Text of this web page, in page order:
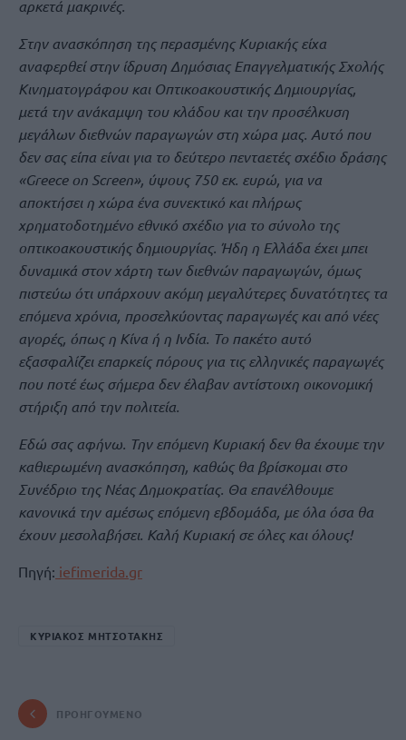
αρκετά μακρινές.
Στην ανασκόπηση της περασμένης Κυριακής είχα
αναφερθεί στην ίδρυση Δημόσιας Επαγγελματικής Σχολής
Κινηματογράφου και Οπτικοακουστικής Δημιουργίας,
μετά την ανάκαμψη του κλάδου και την προσέλκυση
μεγάλων διεθνών παραγωγών στη χώρα μας. Αυτό που
δεν σας είπα είναι για το δεύτερο πενταετές σχέδιο δράσης
«Greece on Screen», ύψους 750 εκ. ευρώ, για να
αποκτήσει η χώρα ένα συνεκτικό και πλήρως
χρηματοδοτημένο εθνικό σχέδιο για το σύνολο της
οπτικοακουστικής δημιουργίας. Ήδη η Ελλάδα έχει μπει
δυναμικά στον χάρτη των διεθνών παραγωγών, όμως
πιστεύω ότι υπάρχουν ακόμη μεγαλύτερες δυνατότητες τα
επόμενα χρόνια, προσελκύοντας παραγωγές και από νέες
αγορές, όπως η Κίνα ή η Ινδία. Το πακέτο αυτό
εξασφαλίζει επαρκείς πόρους για τις ελληνικές παραγωγές
που ποτέ έως σήμερα δεν έλαβαν αντίστοιχη οικονομική
στήριξη από την πολιτεία.
Εδώ σας αφήνω. Την επόμενη Κυριακή δεν θα έχουμε την
καθιερωμένη ανασκόπηση, καθώς θα βρίσκομαι στο
Συνέδριο της Νέας Δημοκρατίας. Θα επανέλθουμε
κανονικά την αμέσως επόμενη εβδομάδα, με όλα όσα θα
έχουν μεσολαβήσει. Καλή Κυριακή σε όλες και όλους!
Πηγή: iefimerida.gr
ΚΥΡΙΑΚΟΣ ΜΗΤΣΟΤΑΚΗΣ
ΠΡΟΗΓΟΎΜΕΝΟ